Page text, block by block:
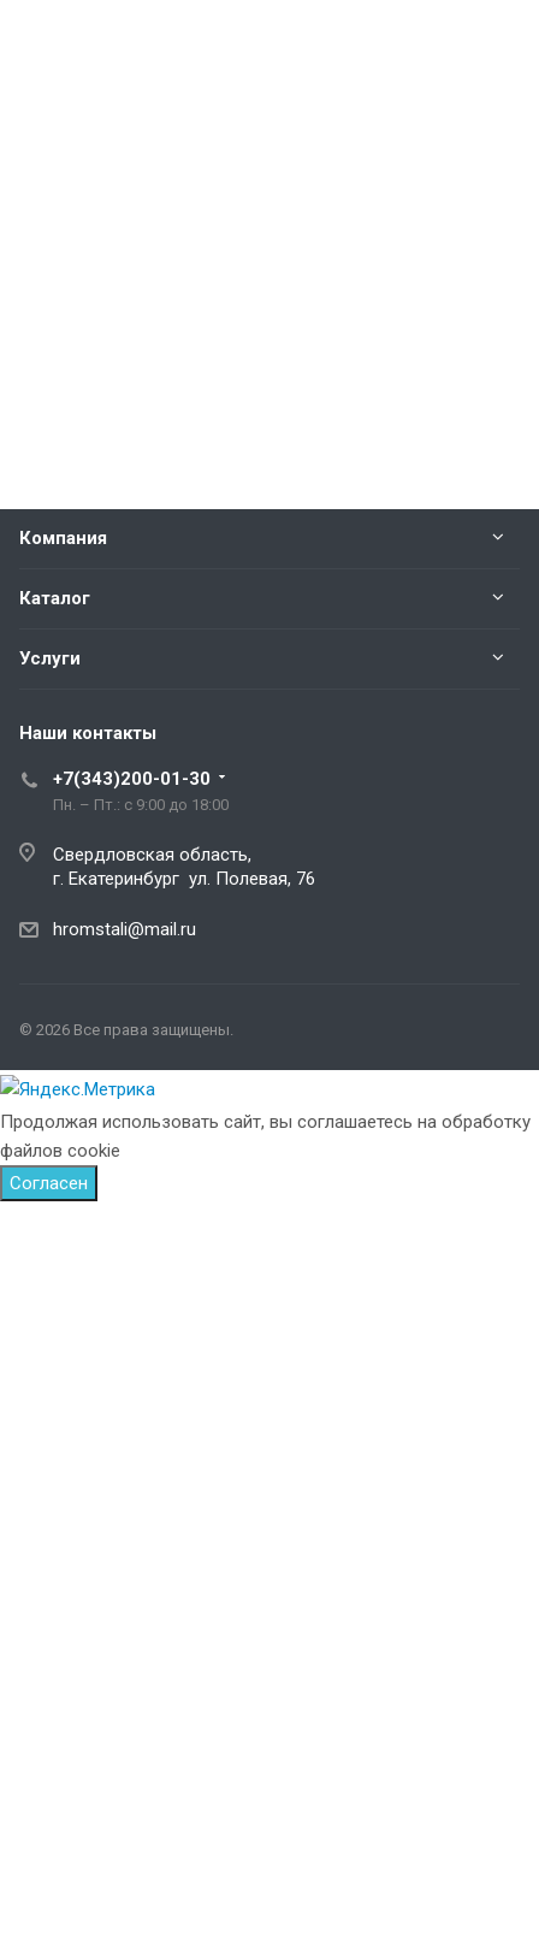
Компания
Каталог
Услуги
Наши контакты
+7(343)200-01-30
Пн. – Пт.: с 9:00 до 18:00
Свердловская область,
г. Екатеринбург ул. Полевая, 76
hromstali@mail.ru
© 2026 Все права защищены.
Продолжая использовать сайт, вы соглашаетесь на обработку
файлов cookie
Согласен